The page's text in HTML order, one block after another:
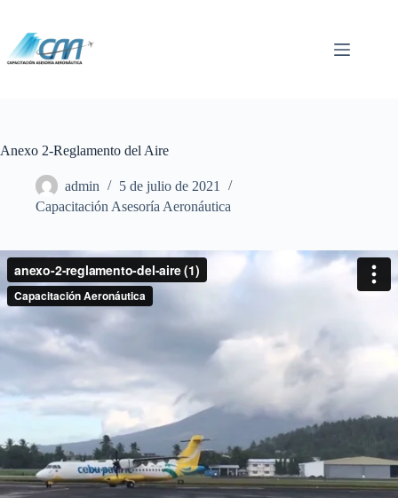
contenido
Anexo 2-Reglamento del Aire
admin
5 de julio de 2021
Capacitación Asesoría Aeronáutica